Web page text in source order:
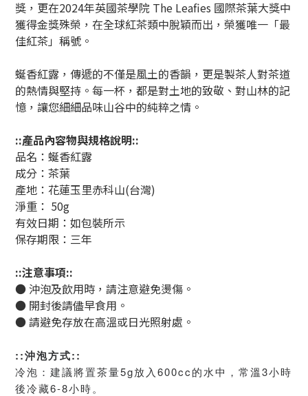
獎，更在2024年英國茶學院 The Leafies 國際茶葉大獎中
獲得金獎殊榮，在全球紅茶類中脫穎而出，榮獲唯一「最
佳紅茶」稱號。
蜒香紅露，傳遞的不僅是風土的香韻，更是製茶人對茶道
的熱情與堅持。每一杯，都是對土地的致敬、對山林的記
憶，讓您細細品味山谷中的純粹之情。
::產品內容物與規格說明::
品名：蜒香紅露
成分：茶葉
產地：花蓮玉里赤科山(台灣)
淨重： 50g
有效日期：如包裝所示
保存期限：三年
::注意事項::
●沖泡及飲用時，請注意避免燙傷。
● 開封後請儘早食用。
●請避免存放在高溫或日光照射處。
::沖泡方式::
冷泡：建議將置茶量5g放入600cc的水中，常溫3小時
後冷藏6-8小時。